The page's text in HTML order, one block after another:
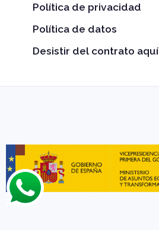
Política de privacidad
Política de datos
Desistir del contrato aquí